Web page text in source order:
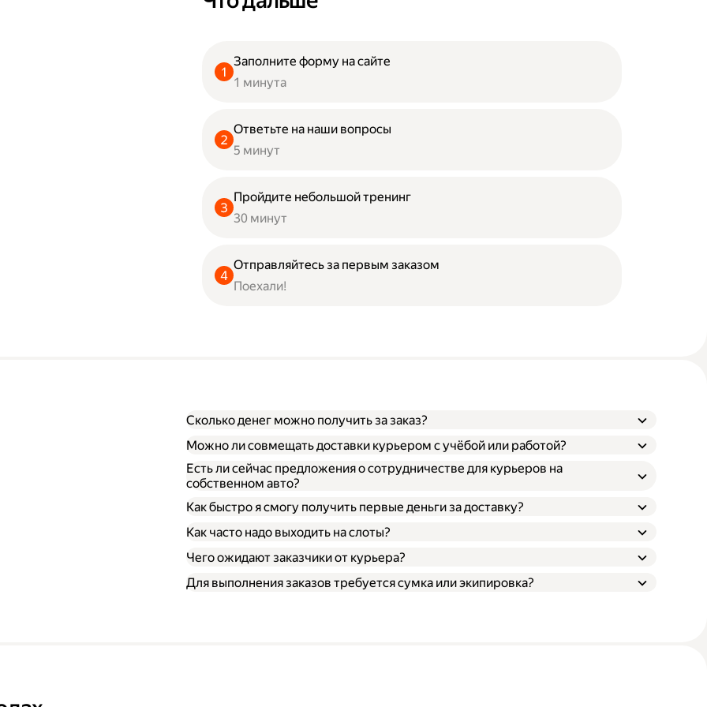
Заполните форму на сайте
1 минута
Ответьте на наши вопросы
5 минут
Пройдите небольшой тренинг
30 минут
Отправляйтесь за первым заказом
Поехали!
Сколько денег можно получить за заказ?
Можно ли совмещать доставки курьером с учёбой или работой?
Есть ли сейчас предложения о сотрудничестве для курьеров на
собственном авто?
Как быстро я смогу получить первые деньги за доставку?
Как часто надо выходить на слоты?
Чего ожидают заказчики от курьера?
Для выполнения заказов требуется сумка или экипировка?